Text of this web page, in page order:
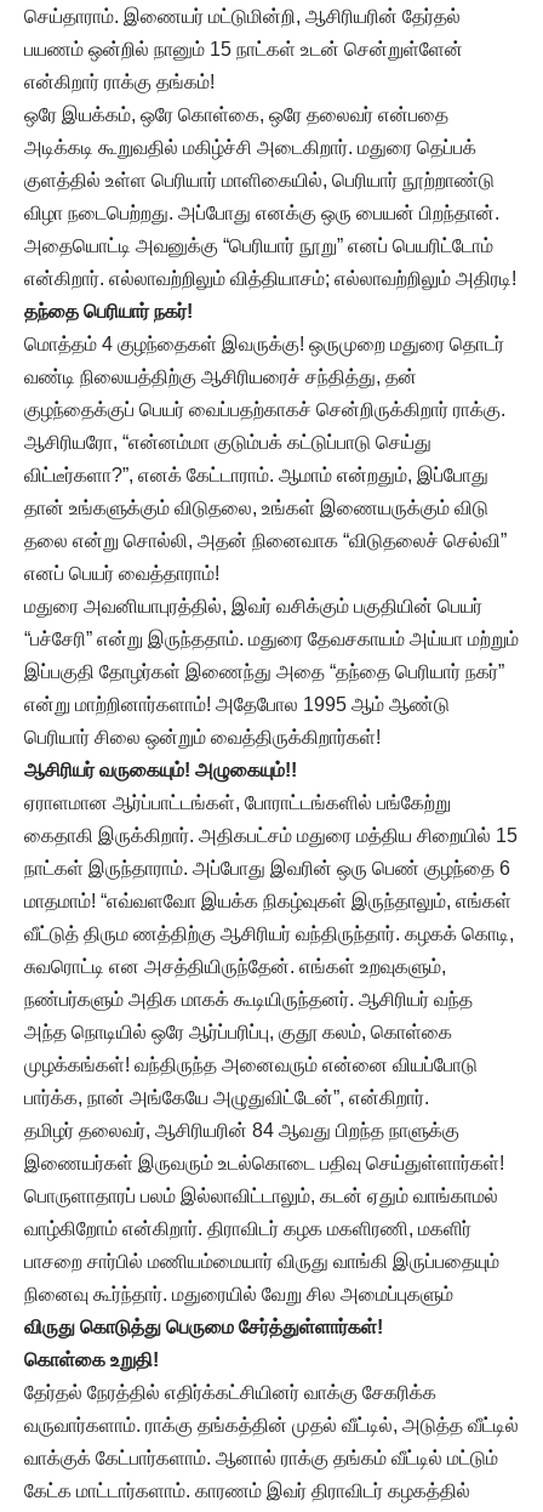
செய்தாராம். இணையர் மட்டுமின்றி, ஆசிரியரின் தேர்தல்
பயணம் ஒன்றில் நானும் 15 நாட்கள் உடன் சென்றுள்ளேன்
என்கிறார் ராக்கு தங்கம்!
ஒரே இயக்கம், ஒரே கொள்கை, ஒரே தலைவர் என்பதை
அடிக்கடி கூறுவதில் மகிழ்ச்சி அடைகிறார். மதுரை தெப்பக்
குளத்தில் உள்ள பெரியார் மாளிகையில், பெரியார் நூற்றாண்டு
விழா நடைபெற்றது. அப்போது எனக்கு ஒரு பையன் பிறந்தான்.
அதையொட்டி அவனுக்கு “பெரியார் நூறு” எனப் பெயரிட்டோம்
என்கிறார். எல்லாவற்றிலும் வித்தியாசம்; எல்லாவற்றிலும் அதிரடி!
தந்தை பெரியார் நகர்!
மொத்தம் 4 குழந்தைகள் இவருக்கு! ஒருமுறை மதுரை தொடர்
வண்டி நிலையத்திற்கு ஆசிரியரைச் சந்தித்து, தன்
குழந்தைக்குப் பெயர் வைப்பதற்காகச் சென்றிருக்கிறார் ராக்கு.
ஆசிரியரோ, “என்னம்மா குடும்பக் கட்டுப்பாடு செய்து
விட்டீர்களா?”, எனக் கேட்டாராம். ஆமாம் என்றதும், இப்போது
தான் உங்களுக்கும் விடுதலை, உங்கள் இணையருக்கும் விடு
தலை என்று சொல்லி, அதன் நினைவாக “விடுதலைச் செல்வி”
எனப் பெயர் வைத்தாராம்!
மதுரை அவனியாபுரத்தில், இவர் வசிக்கும் பகுதியின் பெயர்
“பச்சேரி” என்று இருந்ததாம். மதுரை தேவசகாயம் அய்யா மற்றும்
இப்பகுதி தோழர்கள் இணைந்து அதை “தந்தை பெரியார் நகர்”
என்று மாற்றினார்களாம்! அதேபோல 1995 ஆம் ஆண்டு
பெரியார் சிலை ஒன்றும் வைத்திருக்கிறார்கள்!
ஆசிரியர் வருகையும்! அழுகையும்!!
ஏராளமான ஆர்ப்பாட்டங்கள், போராட்டங்களில் பங்கேற்று
கைதாகி இருக்கிறார். அதிகபட்சம் மதுரை மத்திய சிறையில் 15
நாட்கள் இருந்தாராம். அப்போது இவரின் ஒரு பெண் குழந்தை 6
மாதமாம்! “எவ்வளவோ இயக்க நிகழ்வுகள் இருந்தாலும், எங்கள்
வீட்டுத் திரும ணத்திற்கு ஆசிரியர் வந்திருந்தார். கழகக் கொடி,
சுவரொட்டி என அசத்தியிருந்தேன். எங்கள் உறவுகளும்,
நண்பர்களும் அதிக மாகக் கூடியிருந்தனர். ஆசிரியர் வந்த
அந்த நொடியில் ஒரே ஆர்ப்பரிப்பு, குதூ கலம், கொள்கை
முழக்கங்கள்! வந்திருந்த அனைவரும் என்னை வியப்போடு
பார்க்க, நான் அங்கேயே அழுதுவிட்டேன்”, என்கிறார்.
தமிழர் தலைவர், ஆசிரியரின் 84 ஆவது பிறந்த நாளுக்கு
இணையர்கள் இருவரும் உடல்கொடை பதிவு செய்துள்ளார்கள்!
பொருளாதாரப் பலம் இல்லாவிட்டாலும், கடன் ஏதும் வாங்காமல்
வாழ்கிறோம் என்கிறார். திராவிடர் கழக மகளிரணி, மகளிர்
பாசறை சார்பில் மணியம்மையார் விருது வாங்கி இருப்பதையும்
நினைவு கூர்ந்தார். மதுரையில் வேறு சில அமைப்புகளும்
விருது கொடுத்து பெருமை சேர்த்துள்ளார்கள்!
கொள்கை உறுதி!
தேர்தல் நேரத்தில் எதிர்க்கட்சியினர் வாக்கு சேகரிக்க
வருவார்களாம். ராக்கு தங்கத்தின் முதல் வீட்டில், அடுத்த வீட்டில்
வாக்குக் கேட்பார்களாம். ஆனால் ராக்கு தங்கம் வீட்டில் மட்டும்
கேட்க மாட்டார்களாம். காரணம் இவர் திராவிடர் கழகத்தில்